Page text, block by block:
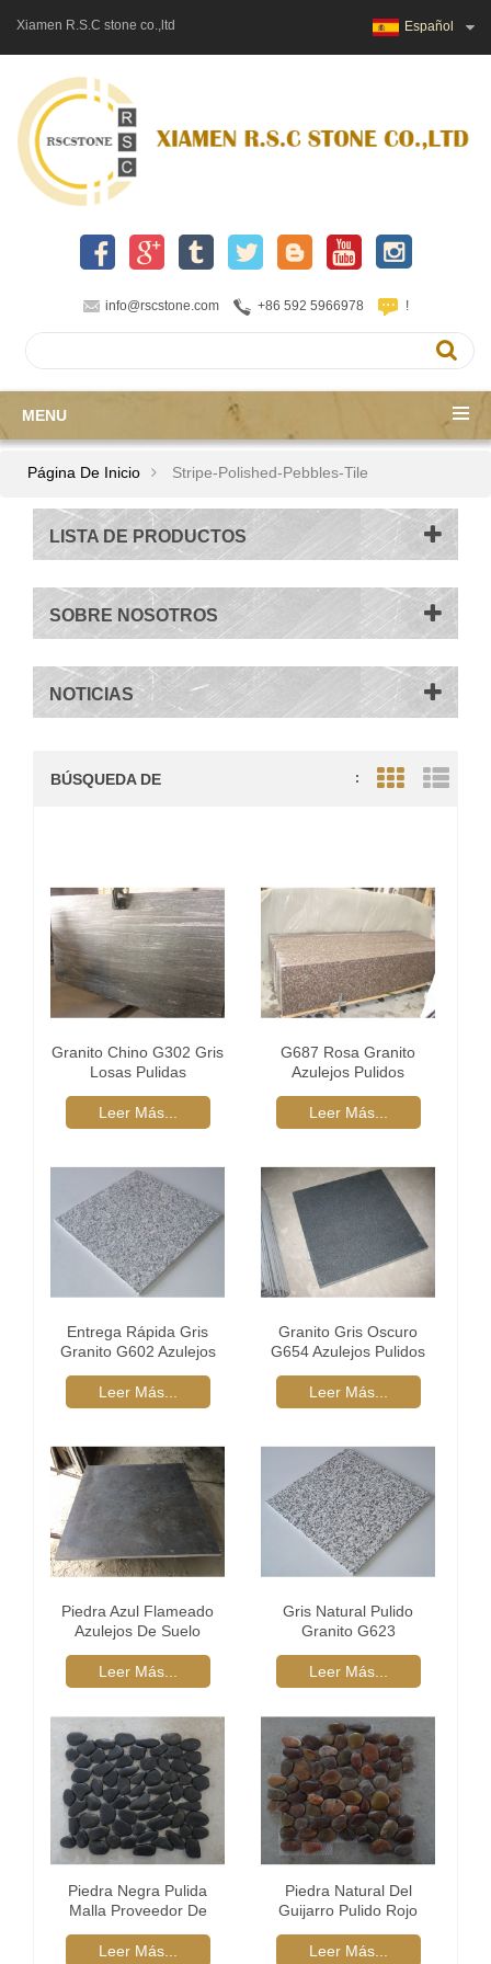
Xiamen R.S.C stone co.,ltd Español
info@rscstone.com +86 592 5966978 !
MENU
Página De Inicio Stripe-Polished-Pebbles-Tile
LISTA DE PRODUCTOS
SOBRE NOSOTROS
NOTICIAS
BÚSQUEDA DE : Grid View
Granito Chino G302 Gris
Losas Pulidas
Leer Más...
G687 Rosa Granito
Azulejos Pulidos
Leer Más...
Entrega Rápida Gris
Granito G602 Azulejos
Leer Más...
Granito Gris Oscuro
G654 Azulejos Pulidos
Leer Más...
Piedra Azul Flameado
Azulejos De Suelo
Leer Más...
Gris Natural Pulido
Granito G623
Leer Más...
Piedra Negra Pulida
Malla Proveedor De
Leer Más...
Piedra Natural Del
Guijarro Pulido Rojo
Leer Más...